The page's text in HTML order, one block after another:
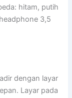
hitam, putih
3,5
dengan layar
Layar pada